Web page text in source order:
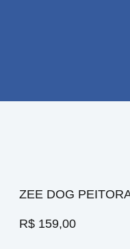
ZEE DOG
R$ 159,00